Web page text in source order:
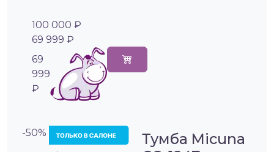
100 000 ₽
69 999 ₽
69
999
₽
-50%
Тумба Micuna